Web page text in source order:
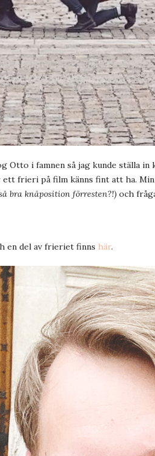
Otto i famnen så jag kunde ställa in
frieri på film känns fint att ha.
bra knäposition förresten?!) och
en del av frieriet finns här.